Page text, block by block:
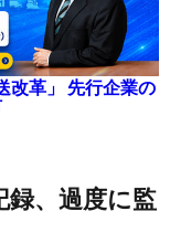
改革」 先行企業の